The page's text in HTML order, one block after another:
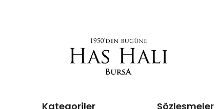
Kategoriler Sözleşmeler